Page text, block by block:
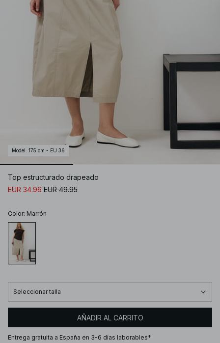
Model : 175 cm - EU 36
Top estructurado drapeado
EUR 34.96 EUR 49.95
Color: Marrón
Seleccionar talla
AÑADIR AL CARRITO
Entrega gratuita a España en 3-6 días laborables*